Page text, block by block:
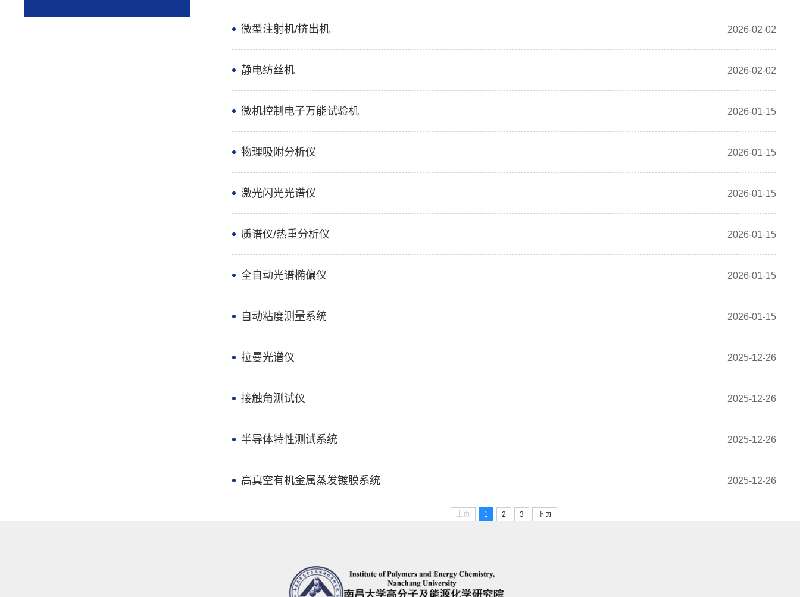
微型注射机/挤出机 2026-02-02
静电纺丝机 2026-02-02
微机控制电子万能试验机 2026-01-15
物理吸附分析仪 2026-01-15
激光闪光光谱仪 2026-01-15
质谱仪/热重分析仪 2026-01-15
全自动光谱椭偏仪 2026-01-15
自动粘度测量系统 2026-01-15
拉曼光谱仪 2025-12-26
接触角测试仪 2025-12-26
半导体特性测试系统 2025-12-26
高真空有机金属蒸发镀膜系统 2025-12-26
上页 1 2 3 下页